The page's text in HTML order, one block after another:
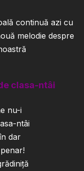
continuă azi cu
melodie despre
clasa-ntâi
nu-i
ntâi
dar